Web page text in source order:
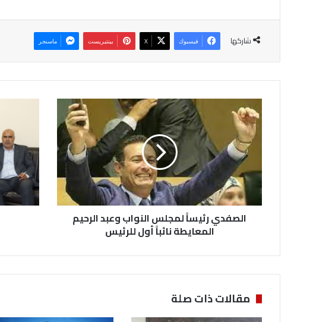
شاركها فيسبوك ‫X بينتيريست ماسنجر
الصفدي
رئيساً
لمجلس
النواب
وعبد
الرحيم
المعايطة
نائباً
أول
للرئيسالصفدي رئيساً لمجلس النواب وعبد الرحيم
المعايطة نائباً أول للرئيس
مجلس
النواب
مقالات ذات صلة